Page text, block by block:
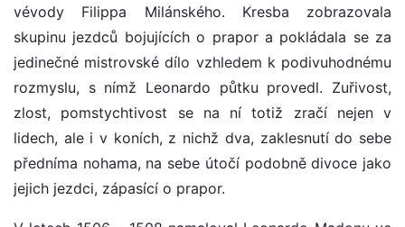
vévody Filippa Milánského. Kresba zobrazovala
skupinu jezdců bojujících o prapor a pokládala se za
jedinečné mistrovské dílo vzhledem k podivuhodnému
rozmyslu, s nímž Leonardo půtku provedl. Zuřivost,
zlost, pomstychtivost se na ní totiž zračí nejen v
lidech, ale i v koních, z nichž dva, zaklesnutí do sebe
předníma nohama, na sebe útočí podobně divoce jako
jejich jezdci, zápasící o prapor.